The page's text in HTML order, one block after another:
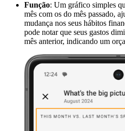
Função: Um gráfico simples
mês com os do mês passado,
mudança nos seus hábitos
pode notar que seus gastos
mês anterior, indicando um